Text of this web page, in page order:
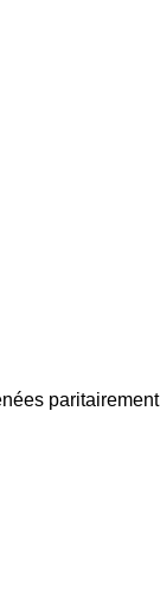
paritairement